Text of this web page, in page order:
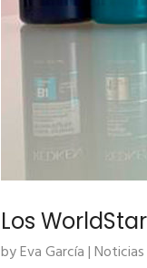
Los
by Eva García |